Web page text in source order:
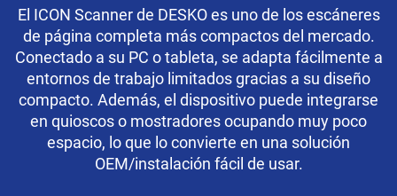
El ICON Scanner de DESKO es uno de los escáneres
de página completa más compactos del mercado.
Conectado a su PC o tableta, se adapta fácilmente a
entornos de trabajo limitados gracias a su diseño
compacto. Además, el dispositivo puede integrarse
en quioscos o mostradores ocupando muy poco
espacio, lo que lo convierte en una solución
OEM/instalación fácil de usar.